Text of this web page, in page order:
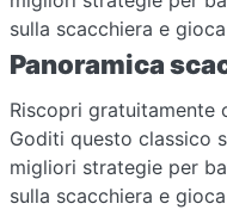
sulla scacchiera e
Panoramica
Riscopri gratuitamente
Goditi questo classico
migliori strategie per
sulla scacchiera e